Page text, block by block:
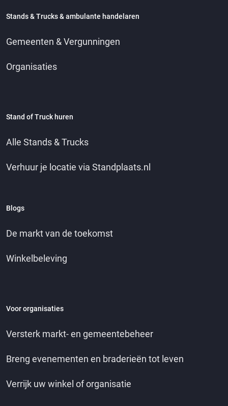
Stands & Trucks & ambulante handelaren
Gemeenten & Vergunningen
Organisaties
Stand of Truck huren
Alle Stands & Trucks
Verhuur je locatie via Standplaats.nl
Blogs
De markt van de toekomst
Winkelbeleving
Voor organisaties
Versterk markt- en gemeentebeheer
Breng evenementen en braderieën tot leven
Verrijk uw winkel of organisatie